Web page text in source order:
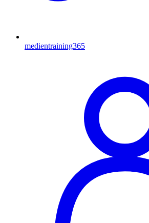
medientraining365